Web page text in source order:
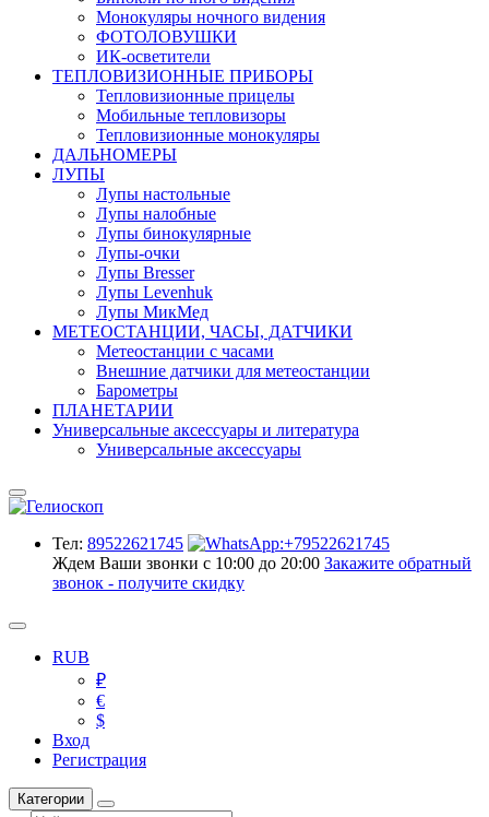
Монокуляры ночного видения
ФОТОЛОВУШКИ
ИК-осветители
ТЕПЛОВИЗИОННЫЕ ПРИБОРЫ
Тепловизионные прицелы
Мобильные тепловизоры
Тепловизионные монокуляры
ДАЛЬНОМЕРЫ
ЛУПЫ
Лупы настольные
Лупы налобные
Лупы бинокулярные
Лупы-очки
Лупы Bresser
Лупы Levenhuk
Лупы МикМед
МЕТЕОСТАНЦИИ, ЧАСЫ, ДАТЧИКИ
Метеостанции с часами
Внешние датчики для метеостанции
Барометры
ПЛАНЕТАРИИ
Универсальные аксессуары и литература
Универсальные аксессуары
Тел: 89522621745
Ждем Ваши звонки с 10:00 до 20:00 Закажите обратный
звонок - получите скидку
RUB
₽
€
$
Вход
Регистрация
Категории